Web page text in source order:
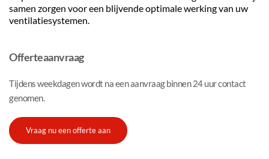
samen zorgen voor een blijvende optimale werking van uw
ventilatiesystemen.
Offerteaanvraag
Tijdens weekdagen wordt na een aanvraag binnen 24 uur contact
genomen.
Vraag nu een offerte aan